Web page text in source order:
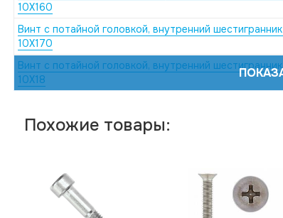
10X160
Винт с потайной головкой, внутренний
10X170
Винт с потайной головкой, внутренний
10X18
Похожие товары: